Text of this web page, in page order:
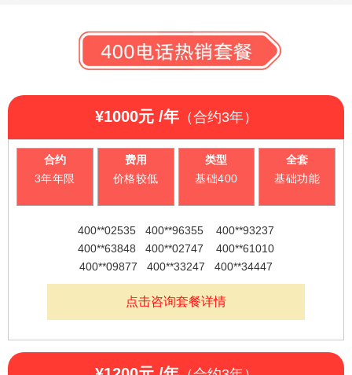
费用特点：价格较低
400号码、免费通话时长、赠送
附加功能
推荐号码
400**02535 400**93237
400**96355 400**63848
400**02747 400**61010
400**09877 400**33247
获取更多号码
3000元
费用特点：价格较低
400号码、免费通话时 长赠送附加功能
热销套餐
400**02535 400**93237
400**96355 400**63848
400**02747 400**61010
400**09877 400**33247
更多
3000元合约年限 3年
小型企业入门优选，好号码，助力企业发展
合约时间：三年合约，83元/月
人员离职
客户流失怎么
小公司怎么宣
传 ？
05
怎么统一宣传
？
06
号成本高怎么
办 ？
手机、固话宣
手机、固话经
轨
息
科
技
有
限
公
是
专
IVR语音导航
来电用户可根据语音提示按键转
接提升转接效率，减少等待时
间，提高客户满意度。
通话录音
录音功能可将每一通客户来电的
沟通过程都保存下来，还原沟通
过程，厘清沟通细节。
语音信箱
处于400电话全忙或无法接听情况
下，可在嘀声后留言，音频文件
可以登录平台在线听
来电记忆
当客户第二次或者多次来电时，
400会识别来电并转接给上一个接
电话的人员进行接听。
400-688-6667
必备之道
随着我国市场经济的
发展而兴起的一种电
话服务模式。
壁垒，山
东新轨道
信息科技
400 呼叫
中心托管
平台软著
彰显硬核
实力
2026-08-01
自研技术
企业通信
升级 ——
解读国家
版权局
《400 电
计算平
权核心价
2026-07-23
深挖版权
普惠政策
价值，以
服务平台
力企业降
题
RE
自主研发筑牢技
术壁垒，山东新
轨道信息科技有
限公司400 呼叫
能企业通信升级
深挖版权普惠政
签约付款，锁定号码
签订正式合同并付款即可锁定号码，
预防其他公司占用该号码
提交资料
北京服务中心
北京市海淀区海淀大街甲36号5层
¥1000元 /年（合约3年）
合约
3年年限
费用
价格较低
类型
基础400
全套
基础功能
400**02535 400**96355 400**93237
400**63848 400**02747 400**61010
400**09877 400**33247 400**34447
点击咨询套餐详情